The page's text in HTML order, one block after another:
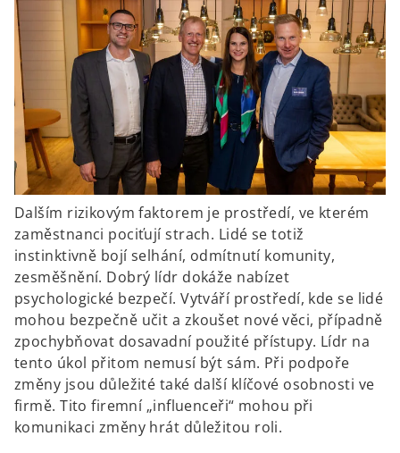
Dalším rizikovým faktorem je prostředí, ve kterém
zaměstnanci pociťují strach. Lidé se totiž
instinktivně bojí selhání, odmítnutí komunity,
zesměšnění. Dobrý lídr dokáže nabízet
psychologické bezpečí. Vytváří prostředí, kde se lidé
mohou bezpečně učit a zkoušet nové věci, případně
zpochybňovat dosavadní použité přístupy. Lídr na
tento úkol přitom nemusí být sám. Při podpoře
změny jsou důležité také další klíčové osobnosti ve
firmě. Tito firemní „influenceři“ mohou při
komunikaci změny hrát důležitou roli.